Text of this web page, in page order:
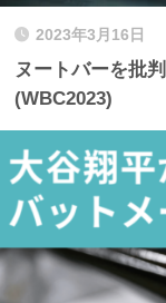
2023年3月16日
ヌートバーを批
(WBC2023)